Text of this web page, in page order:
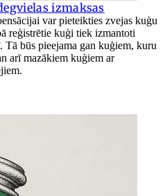
izmaksas
var pieteikties zvejas kuģu
reģistrētie kuģi tiek izmantoti
būs pieejama gan kuģiem, kuru
arī mazākiem kuģiem ar